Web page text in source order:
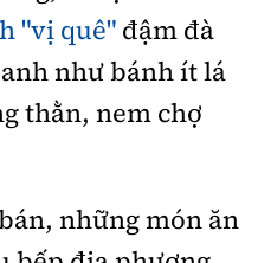
Nga
Tùng,
hành:
thức nếu không có sự
"vị quê" đậm đà
như bánh ít lá
thằn, nem chợ
những món ăn